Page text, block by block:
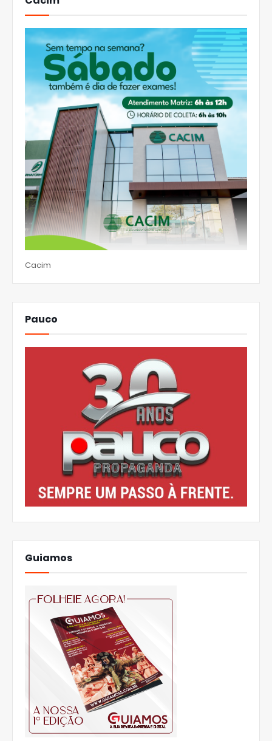
Cacim
Pauco
Guiamos